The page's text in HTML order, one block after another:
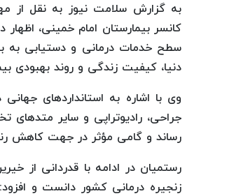
به گزارش سلامت نیوز به نقل از
کانسر بیمارستان امام خمینی،
سطح خدمات درمانی و دستیابی به
دنیا، کیفیت زندگی و روند بهبودی
‌وی با اشاره به استانداردهای جهانی
رساند و گامی مؤثر در جهت کاهش
‌رستمیان در ادامه با قدردانی از
زنجیره درمانی کشور دانست و